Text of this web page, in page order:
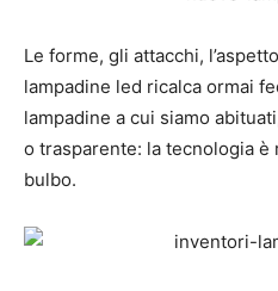
Le forme, gli attacchi,
lampadine led ricalca ormai
lampadine a cui siamo
o trasparente: la tecnologia è
bulbo.